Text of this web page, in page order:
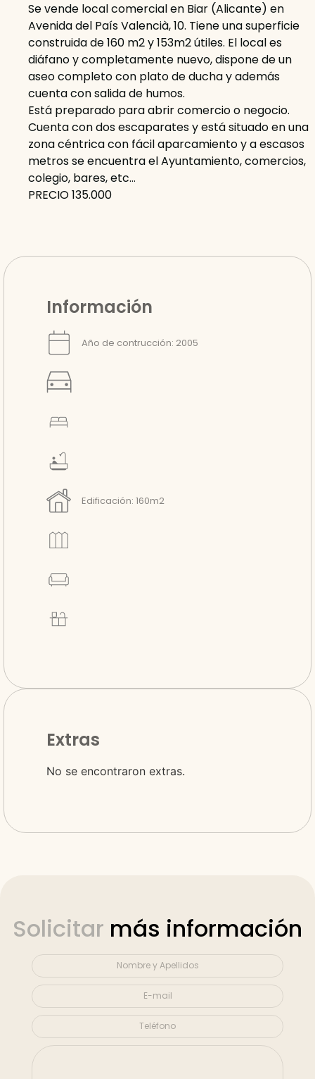
Se vende local comercial en Biar (Alicante) en
Avenida del País Valencià, 10. Tiene una superficie
construida de 160 m2 y 153m2 útiles. El local es
diáfano y completamente nuevo, dispone de un
aseo completo con plato de ducha y además
cuenta con salida de humos.
Está preparado para abrir comercio o negocio.
Cuenta con dos escaparates y está situado en una
zona céntrica con fácil aparcamiento y a escasos
metros se encuentra el Ayuntamiento, comercios,
colegio, bares, etc…
PRECIO 135.000
Información
Año de contrucción: 2005
Edificación: 160m2
Extras
No se encontraron extras.
Solicitar más información